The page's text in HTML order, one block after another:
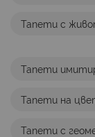
Тапети с
Тапети
Тапети на
Тапети с